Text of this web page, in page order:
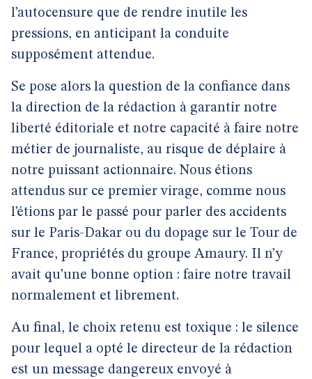
l’autocensure que de rendre inutile les
pressions, en anticipant la conduite
supposément attendue.
Se pose alors la question de la confiance dans
la direction de la rédaction à garantir notre
liberté éditoriale et notre capacité à faire notre
métier de journaliste, au risque de déplaire à
notre puissant actionnaire. Nous étions
attendus sur ce premier virage, comme nous
l’étions par le passé pour parler des accidents
sur le Paris-Dakar ou du dopage sur le Tour de
France, propriétés du groupe Amaury. Il n’y
avait qu’une bonne option : faire notre travail
normalement et librement.
Au final, le choix retenu est toxique : le silence
pour lequel a opté le directeur de la rédaction
est un message dangereux envoyé à